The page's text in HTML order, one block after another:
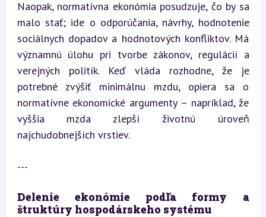
Naopak, normatívna ekonómia posudzuje, čo by sa
malo stať; ide o odporúčania, návrhy, hodnotenie
sociálnych dopadov a hodnotových konfliktov. Má
významnú úlohu pri tvorbe zákonov, regulácií a
verejných politík. Keď vláda rozhodne, že je
potrebné zvýšiť minimálnu mzdu, opiera sa o
normatívne ekonomické argumenty – napríklad, že
vyššia mzda zlepší životnú úroveň
najchudobnejších vrstiev.
---
Delenie ekonómie podľa formy a
štruktúry hospodárskeho systému